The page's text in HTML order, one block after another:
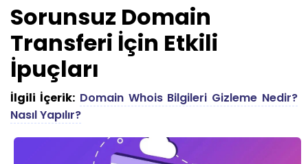
Sorunsuz Domain
Transferi İçin Etkili
İpuçları
İlgili İçerik: Domain Whois Bilgileri Gizleme Nedir?
Nasıl Yapılır?